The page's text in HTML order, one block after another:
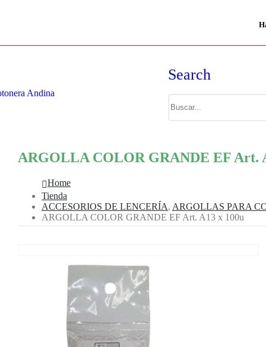
Search
ARGOLLA COLOR GRANDE EF Art.
Home
Tienda
ACCESORIOS DE LENCERÍA, ARGOLLAS PARA
ARGOLLA COLOR GRANDE EF Art. A13 x 100u